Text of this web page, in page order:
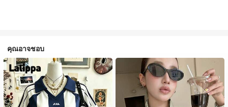
คุณอาจชอบ